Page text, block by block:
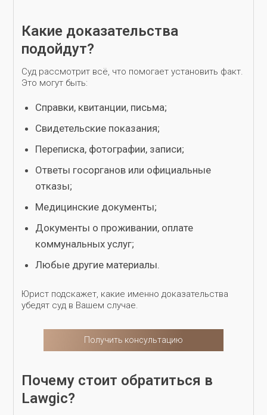
Какие доказательства
подойдут?
Суд рассмотрит всё, что помогает установить факт.
Это могут быть:
Справки, квитанции, письма;
Свидетельские показания;
Переписка, фотографии, записи;
Ответы госорганов или официальные
отказы;
Медицинские документы;
Документы о проживании, оплате
коммунальных услуг;
Любые другие материалы.
Юрист подскажет, какие именно доказательства
убедят суд в Вашем случае.
Получить консультацию
Почему стоит обратиться в
Lawgic?